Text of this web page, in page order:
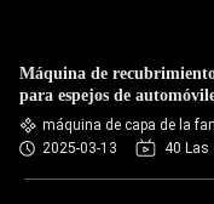
Máquina de
para espejos de
máquina de capa de la
2025-03-13
40 Las